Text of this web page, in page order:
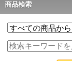
商品検索